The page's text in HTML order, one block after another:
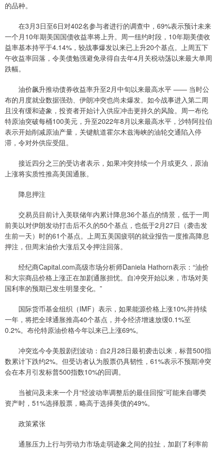
的品种。
在3月3日至6日对402名参与者进行的调查中，69%表示预计未来
一个月10年期美国国债收益率将上升。周一纽约时段，10年期美债收
益率基本持平于4.14%，较战事爆发以来已上升20个基点。上周五下
午收益率回落，令美债勉强避免录得自去年4月关税动荡以来最大单周
跌幅。
油价飙升推动债券收益率升至2月中旬以来最高水平 —— 当时公
布的月度就业数据强劲、伊朗冲突也尚未爆发。如今战事进入第二周
且没有缓和迹象，投资者开始计入供应冲击更持久的风险。周一布伦
特原油突破每桶100美元，升至2022年8月以来最高水平，沙特阿拉伯
表示开始削减原油产量，关键航道霍尔木兹海峡的油轮交通陷入停
滞，令对外供应受阻。
接近四分之三的受访者表示，如果冲突持续一个月或更久，原油
上涨将实质性推高美国通胀。
降息押注
交易员目前计入美联储年内累计降息36个基点的情景，低于一周
前美以对伊朗发动打击后不久的50个基点，也低于2月27日（袭击发
生前一天）时的61个基点。上周五美国疲弱的就业报告一度推高降息
押注，但周末油价大涨后又令押注回落。
经纪商Capital.com高级市场分析师Daniela Hathorn表示：“油价
和大宗商品价格上涨正在加剧通胀担忧。自冲突开始以来，市场对美
国利率的预期已发生明显变化。”
国际货币基金组织（IMF）表示，如果能源价格上涨10%并持续
一年，将把全球通胀推高40个基点，并令经济增速放缓0.1%至
0.2%。布伦特原油价格今年以来已上涨69%。
冲突迄今令美股剧烈波动：自2月28日最初袭击以来，标普500指
数累计下跌约2%。但受访者认为股票仍具韧性，61%表示不预期冲突
会在本月引发标普500指数10%的回调。
当被问及未来一个月“经波动率调整后的最佳回报”可能来自哪类
资产时，51%选择股票，略高于选择美债的49%。
政策紧张
通胀压力上行与劳动力市场走弱迹象之间的拉扯，加剧了利率前